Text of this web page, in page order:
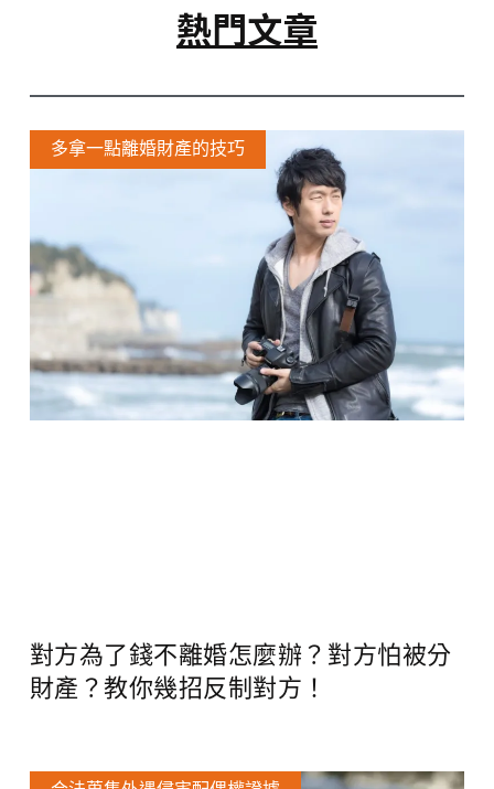
熱門文章
多拿一點離婚財產的技巧
對方為了錢不離婚怎麼辦？對方怕被分
財產？教你幾招反制對方！